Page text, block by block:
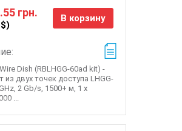
грн. В корзину
Dish (RBLHGG-60ad kit) -
из двух точек доступа LHGG-
2 Gb/s, 1500+ м, 1 х
...